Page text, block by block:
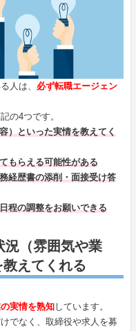
人は、 必ず転職エージェン
の4つです。
）といった実情を教えてく
もらえる可能性がある
経歴書の添削・面接受け答
程の調整をお願いできる
況（雰囲気や業
えてくれる
実情を熟知しています。
でなく、取締役や求人を募